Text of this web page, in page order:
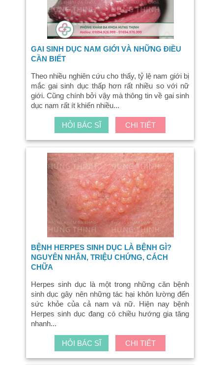
GAI SINH DỤC NAM GIỚI VÀ NHỮNG ĐIỀU
CẦN BIẾT
Theo nhiều nghiên cứu cho thấy, tỷ lệ nam giới bị
mắc gai sinh dục thấp hơn rất nhiều so với nữ
giới. Cũng chính bởi vậy mà thông tin về gai sinh
dục nam rất ít khiến nhiều...
HỎI BÁC SĨ CHI TIẾT
BỆNH HERPES SINH DỤC LÀ BỆNH GÌ?
NGUYÊN NHÂN, TRIỆU CHỨNG, CÁCH
CHỮA
Herpes sinh dục là một trong những căn bệnh
sinh dục gây nên những tác hại khôn lường đến
sức khỏe của cả nam và nữ. Hiện nay bệnh
Herpes sinh dục đang có chiều hướng gia tăng
nhanh...
HỎI BÁC SĨ CHI TIẾT